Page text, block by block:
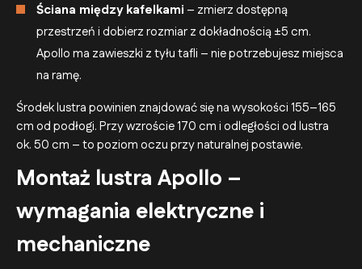
Ściana między kafelkami – zmierz dostępną
przestrzeń i dobierz rozmiar z dokładnością ±5 cm.
Apollo ma zawieszki z tyłu tafli – nie potrzebujesz miejsca
na ramę.
Środek lustra powinien znajdować się na wysokości 155–165
cm od podłogi. Przy wzroście 170 cm i odległości od lustra
ok. 50 cm – to poziom oczu przy naturalnej postawie.
Montaż lustra Apollo –
wymagania elektryczne i
mechaniczne